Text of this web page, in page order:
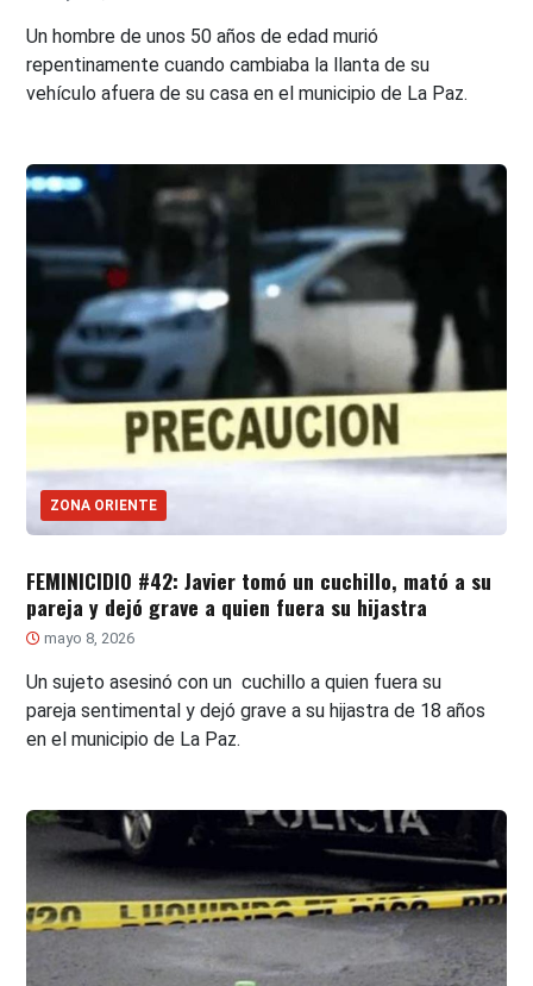
Un hombre de unos 50 años de edad murió
repentinamente cuando cambiaba la llanta de su
vehículo afuera de su casa en el municipio de La Paz.
ZONA ORIENTE
FEMINICIDIO #42: Javier tomó un cuchillo, mató a su
pareja y dejó grave a quien fuera su hijastra
mayo 8, 2026
Un sujeto asesinó con un cuchillo a quien fuera su
pareja sentimental y dejó grave a su hijastra de 18 años
en el municipio de La Paz.